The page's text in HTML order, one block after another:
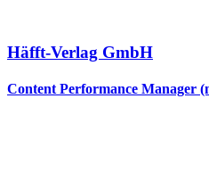
Häfft-Verlag GmbH
Content Performance Manager